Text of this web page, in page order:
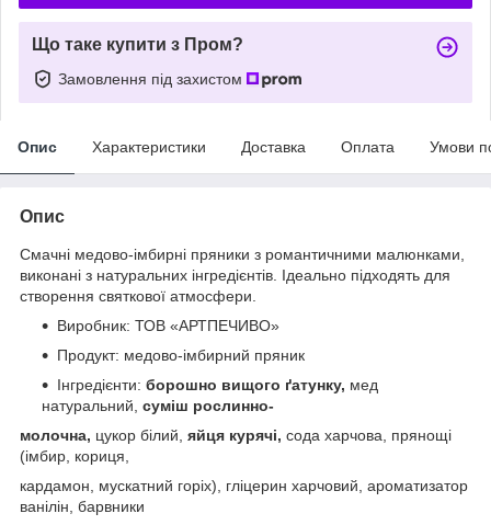
Що таке купити з Пром?
Замовлення під захистом
Опис Характеристики Доставка Оплата Умови
Опис
Смачні медово-імбирні пряники з романтичними малюнками,
виконані з натуральних інгредієнтів. Ідеально підходять для
створення святкової атмосфери.
Виробник: ТОВ «АРТПЕЧИВО»
Продукт: медово-імбирний пряник
Інгредієнти: борошно вищого ґатунку, мед
натуральний, суміш рослинно-
молочна, цукор білий, яйця курячі, сода харчова, прянощі
(імбир, кориця,
кардамон, мускатний горіх), гліцерин харчовий, ароматизатор
ванілін, барвники